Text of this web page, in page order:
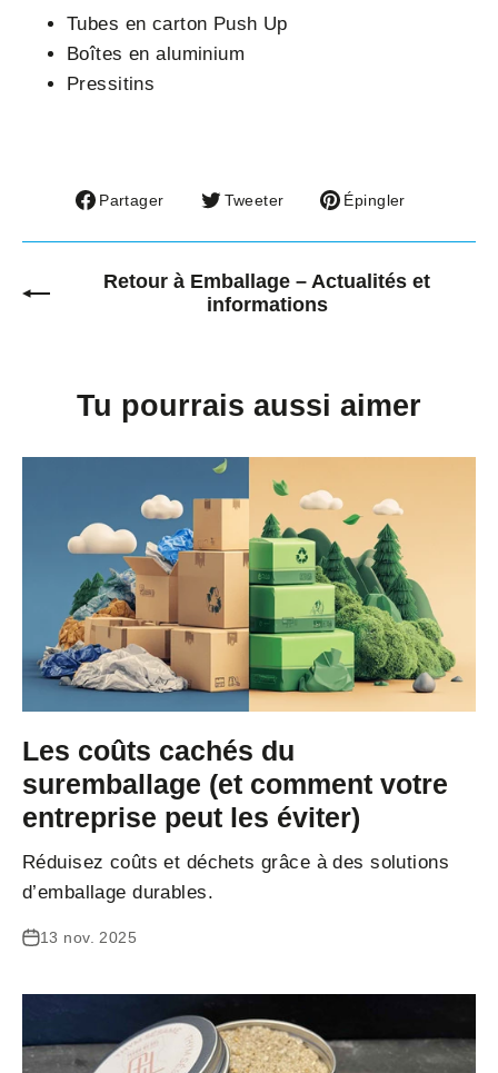
Tubes en carton Push Up
Boîtes en aluminium
Pressitins
Partager
Partager
sur
Tweeter
Tweeter
sur
Épingler
Épingler
sur
Pinterest
Retour à Emballage – Actualités et
informations
Tu pourrais aussi aimer
Les coûts cachés du
suremballage (et comment votre
entreprise peut les éviter)
Réduisez coûts et déchets grâce à des solutions
d’emballage durables.
13 nov. 2025